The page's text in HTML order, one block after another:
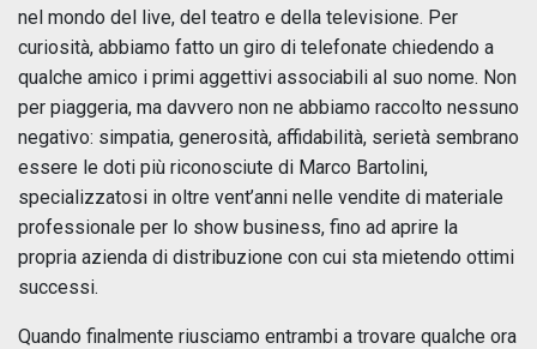
nel mondo del live, del teatro e della televisione. Per
curiosità, abbiamo fatto un giro di telefonate chiedendo a
qualche amico i primi aggettivi associabili al suo nome. Non
per piaggeria, ma davvero non ne abbiamo raccolto nessuno
negativo: simpatia, generosità, affidabilità, serietà sembrano
essere le doti più riconosciute di Marco Bartolini,
specializzatosi in oltre vent’anni nelle vendite di materiale
professionale per lo show business, fino ad aprire la
propria azienda di distribuzione con cui sta mietendo ottimi
successi.
Quando finalmente riusciamo entrambi a trovare qualche ora